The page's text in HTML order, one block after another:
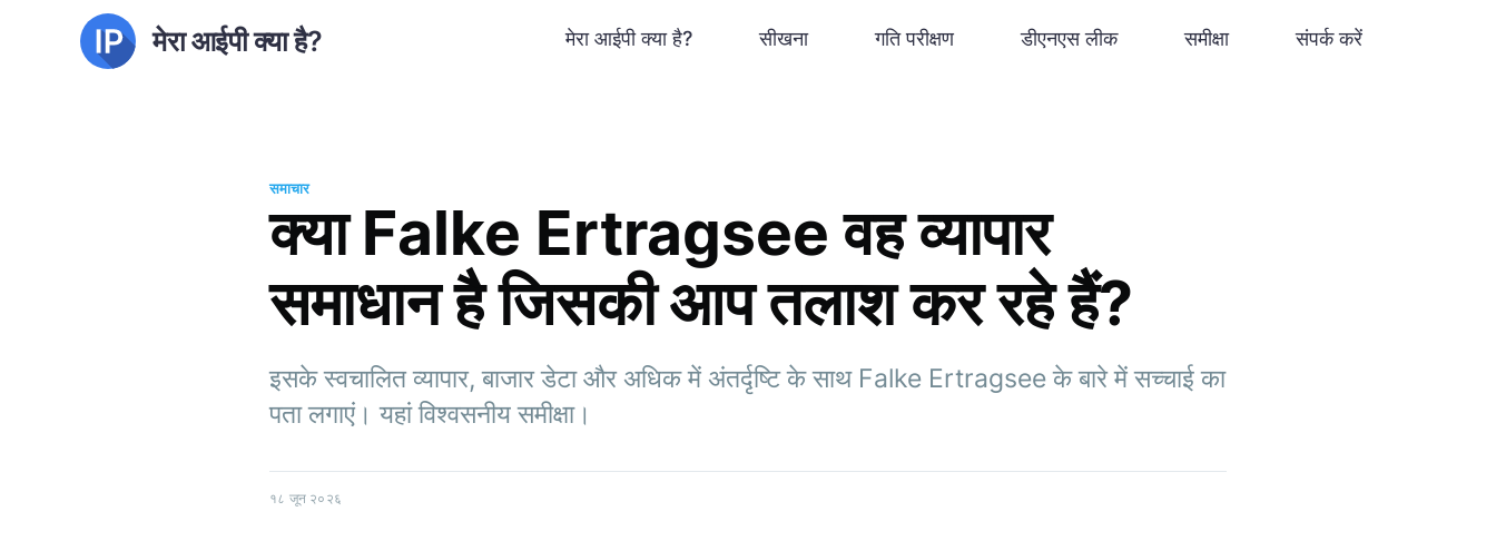
मेरा आईपी क्या है? मेरा आईपी क्या है? सीखना गति परीक्षण डीएनएस लीक समीक्षा संपर्क करें
समाचार
क्या Falke Ertragsee वह व्यापार
समाधान है जिसकी आप तलाश कर रहे हैं?
इसके स्वचालित व्यापार, बाजार डेटा और अधिक में अंतर्दृष्टि के साथ Falke Ertragsee के बारे में सच्चाई का
पता लगाएं। यहां विश्वसनीय समीक्षा।
१८ जून २०२६